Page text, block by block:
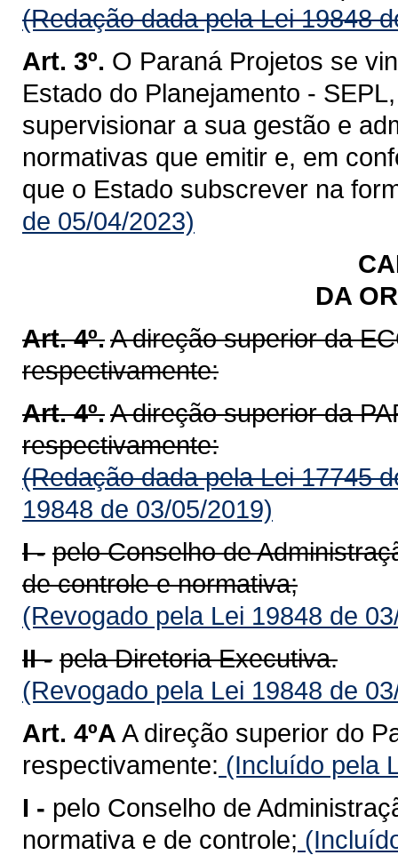
(Redação dada pela Lei 19848
Art. 3º. O Paraná Projetos se
Estado do Planejamento -
supervisionar a sua gestão e
normativas que emitir e, em
que o Estado subscrever na
de 05/04/2023)
DA
Art. 4º.A direção superior da
respectivamente:
Art. 4º.A direção superior da
respectivamente:
(Redação dada pela Lei 17745
19848 de 03/05/2019)
I - pelo Conselho de
de controle e normativa;
(Revogado pela Lei 19848 de
II - pela Diretoria Executiva.
(Revogado pela Lei 19848 de
Art. 4ºA A direção superior do
respectivamente: (Incluído pela
I - pelo Conselho de
normativa e de controle;